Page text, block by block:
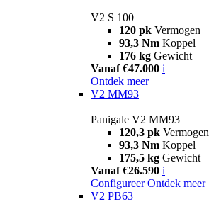
V2 S 100
120 pk Vermogen
93,3 Nm Koppel
176 kg Gewicht
Vanaf €47.000 i
Ontdek meer
V2 MM93
Panigale V2 MM93
120,3 pk Vermogen
93,3 Nm Koppel
175,5 kg Gewicht
Vanaf €26.590 i
Configureer Ontdek meer
V2 PB63